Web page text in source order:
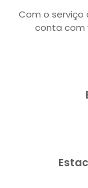
Com o serviço
conta com